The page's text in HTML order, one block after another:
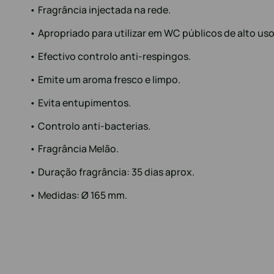
• Fragrância injectada na rede.
• Apropriado para utilizar em WC públicos de alto
• Efectivo controlo anti-respingos.
• Emite um aroma fresco e limpo.
• Evita entupimentos.
• Controlo anti-bacterias.
• Fragrância Melão.
• Duração fragrância: 35 dias aprox.
• Medidas: Ø 165 mm.